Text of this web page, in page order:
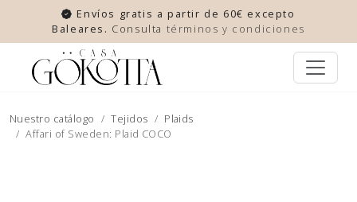
Envíos gratis a partir de 60€ excepto
Baleares. Consulta términos y condiciones
Nuestro catálogo Tejidos
Plaids
Affari of Sweden: Plaid COCO